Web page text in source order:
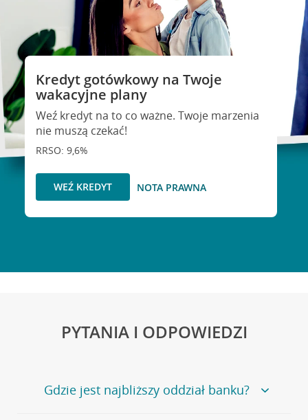
Kredyt gotówkowy na Twoje
wakacyjne plany
Weź kredyt na to co ważne. Twoje marzenia
nie muszą czekać!
RRSO: 9,6%
WEŹ KREDYT NOTA PRAWNA
PYTANIA I ODPOWIEDZI
Gdzie jest najbliższy oddział banku?